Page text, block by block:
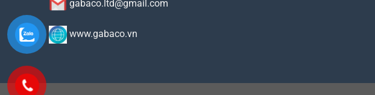
gabaco.ltd@gmail.com
www.gabaco.vn